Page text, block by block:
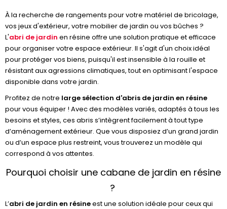
À la recherche de rangements pour votre matériel de bricolage,
vos jeux d'extérieur, votre mobilier de jardin ou vos bûches ?
L'abri de jardin en résine offre une solution pratique et efficace
pour organiser votre espace extérieur. Il s'agit d'un choix idéal
pour protéger vos biens, puisqu'il est insensible à la rouille et
résistant aux agressions climatiques, tout en optimisant l'espace
disponible dans votre jardin.
Profitez de notre large sélection d'abris de jardin en résine
pour vous équiper ! Avec des modèles variés, adaptés à tous les
besoins et styles, ces abris s’intègrent facilement à tout type
d’aménagement extérieur. Que vous disposiez d’un grand jardin
ou d’un espace plus restreint, vous trouverez un modèle qui
correspond à vos attentes.
Pourquoi choisir une cabane de jardin en résine
?
L’abri de jardin en résineest une solution idéale pour ceux qui